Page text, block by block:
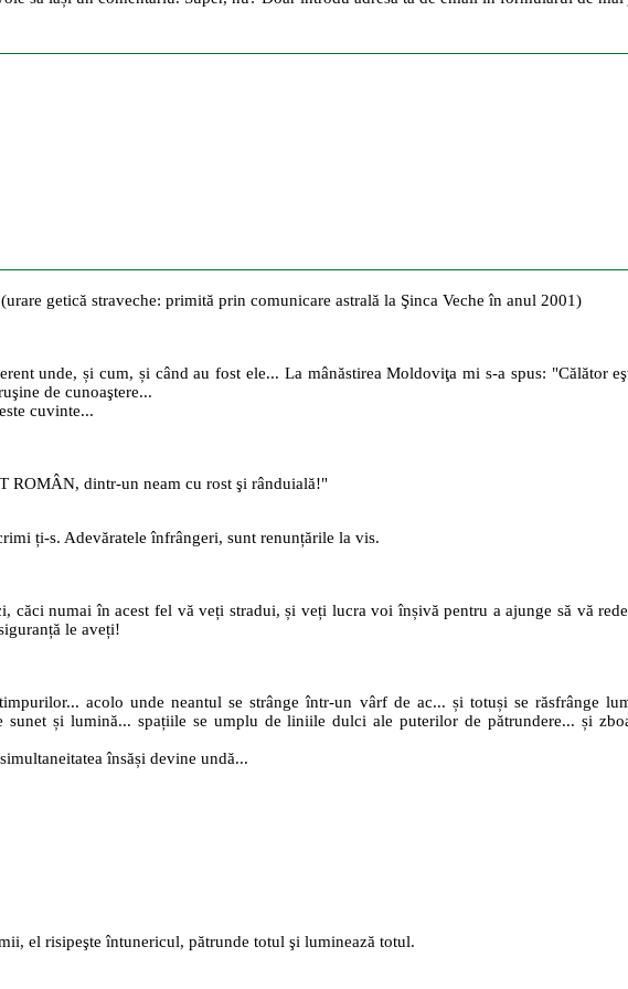
getică straveche: primită prin comunicare astrală la Şinca Veche în anul 2001)
unde, și cum, și când au fost ele... La mânăstirea Moldoviţa mi s-a spus: "Călător
de cunoaştere...
cuvinte...
ROMÂN, dintr-un neam cu rost şi rânduială!"
ți-s. Adevăratele înfrângeri, sunt renunțările la vis.
căci numai în acest fel vă veți stradui, și veți lucra voi înșivă pentru a ajunge să vă
le aveți!
acolo unde neantul se strânge într-un vârf de ac... și totuși se răsfrânge
și lumină... spațiile se umplu de liniile dulci ale puterilor de pătrundere... și
însăși devine undă...
el risipeşte întunericul, pătrunde totul şi luminează totul.